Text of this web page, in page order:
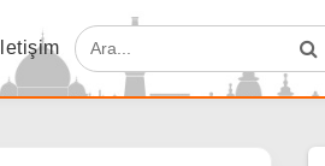
İletişim